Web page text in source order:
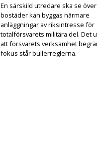
En särskild utredare ska se
bostäder kan byggas närmare
anläggningar av riksintresse för
totalförsvarets militära del. Det
att försvarets verksamhet
fokus står bullerreglerna.